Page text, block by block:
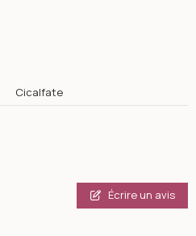
Cicalfate
Écrire un avis